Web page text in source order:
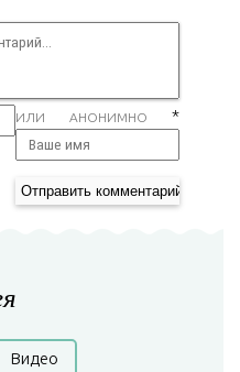
ИЛИ АНОНИМНО *
Видео